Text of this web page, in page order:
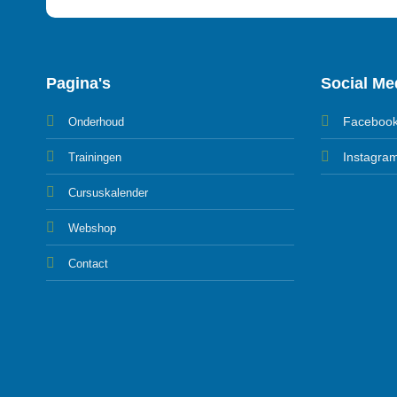
Pagina's
Onderhoud
Trainingen
Cursuskalender
Webshop
Contact
Social